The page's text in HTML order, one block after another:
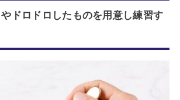
ドロドロしたものを用意し練習す